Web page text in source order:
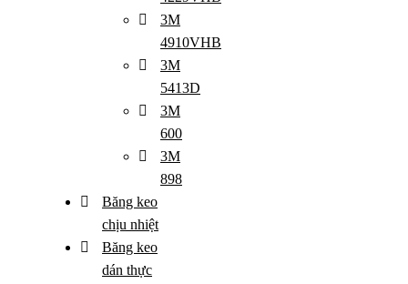
3M
4910VHB
3M
5413D
3M
600
3M
898
Băng keo
chịu nhiệt
Băng keo
dán thực